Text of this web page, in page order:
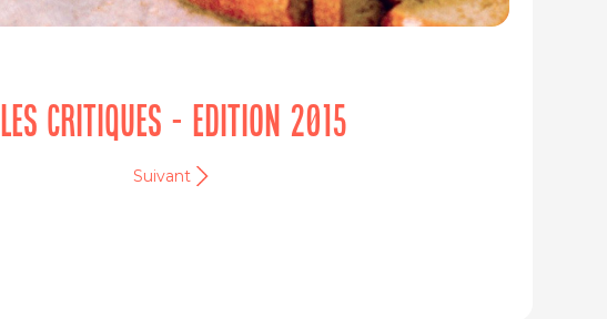
LES CRITIQUES - EDITION 2015
Suivant